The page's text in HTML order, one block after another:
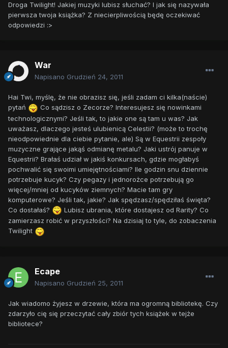
Droga Twilight! Jakiej muzyki lubisz słuchać? I jak się nazywała
pierwsza twoja książka? Z niecierpliwością będę oczekiwać
odpowiedzi :>
War
Napisano Grudzień 24, 2011
Hai Twi, myślę, że nie obrazisz się, jeśli zadam ci kilka(naście)
pytań
Co sądzisz o Zecorze? Interesujesz się nowinkami
technologicznymi? Jeśli tak, to jakie one są tam u was? Jak
uważasz, dlaczego jesteś ulubienicą Celestii? (może to trochę
nieodpowiednie dla ciebie pytanie, ale) Są w Equestrii zespoły
muzyczne grające jakąś odmianę metalu? Jaki ustrój panuje w
Equestrii? Brałaś udział w jakiś konkursach, gdzie mogłabyś
pochwalić się swoimi umiejętnościami? Ile godzin snu dziennie
potrzebuje kucyk? Czy pegazy i jednorożce potrzebują go
więcej/mniej od kucyków ziemnych? Macie tam gry
komputerowe? Jeśli tak, jakie? Jak spędzasz/spędziłaś święta?
Co dostałaś?
Lubisz ubrania, które dostajesz od Rarity? Co
zamierzasz robić w przyszłości? Na dzisiaj to tyle, do zobaczenia
Twilight
Ecape
Napisano Grudzień 25, 2011
Jak wiadomo żyjesz w drzewie, która ma ogromną bibliotekę. Czy
zdarzyło cię się przeczytać cały zbiór tych książek w tejże
bibliotece?